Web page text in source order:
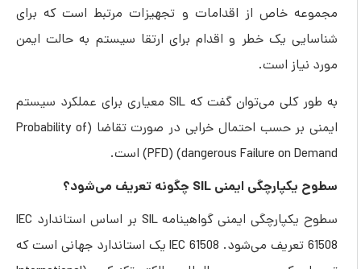
مجموعه خاص از اقدامات و تجهیزات مرتبط است که برای
شناسایی یک خطر و اقدام برای ارتقا سیستم به حالت ایمن
مورد نیاز است.
به طور کلی می‌توان گفت که SIL معیاری برای عملکرد سیستم
ایمنی بر حسب احتمال خرابی در صورت تقاضا (Probability of
dangerous Failure on Demand) (PFD) است.
سطوح یکپارچگی ایمنی SIL چگونه تعریف می‌شود؟
سطوح یکپارچگی ایمنی گواهینامه SIL بر اساس استاندارد IEC
61508 تعریف می‌شود. IEC 61508 یک استاندارد جهانی است که